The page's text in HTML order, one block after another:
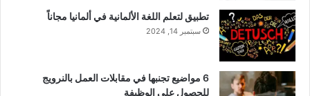
تطبيق لتعلم اللغة الألمانية في ألمانيا مجاناً
سبتمبر 14, 2024
6 مواضيع تجنبها في مقابلات العمل بالنرويج
للحصول على الوظيفة